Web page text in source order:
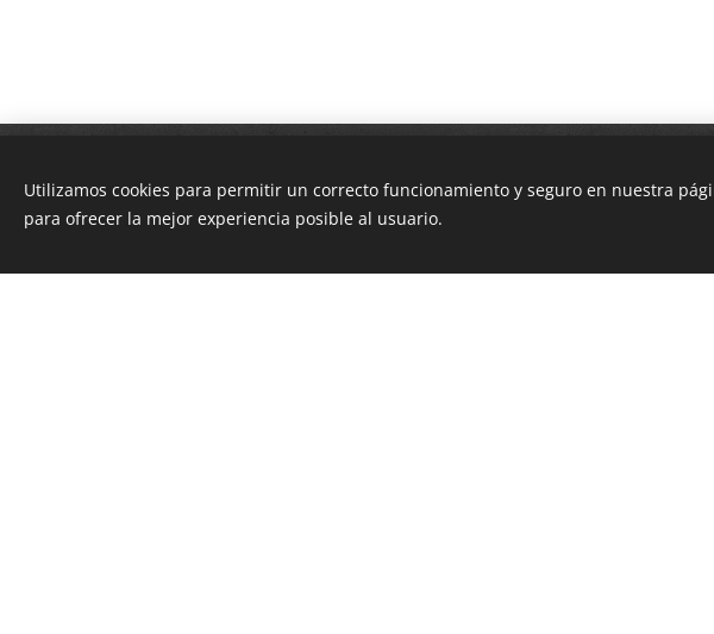
Sabor
Utilizamos cookies para permitir un correcto funcionamiento y seguro en nuestra
para ofrecer la mejor experiencia posible al usuario.